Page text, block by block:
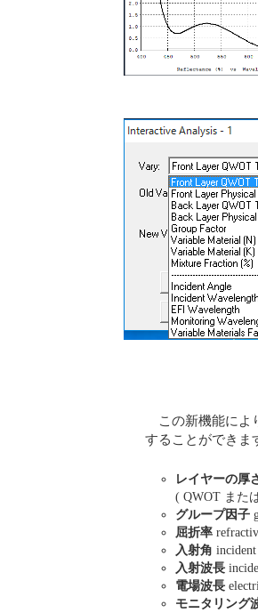
この新機能によ
することができま
レイヤーの厚
( QWOT また
グループ因子
屈折率
入射角
入射波長
電場波長
モニタリング